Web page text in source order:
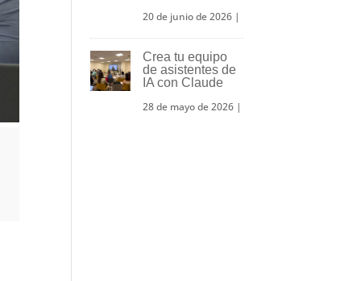
20 de junio de 2026 |
Crea tu equipo
de asistentes de
IA con Claude
28 de mayo de 2026 |